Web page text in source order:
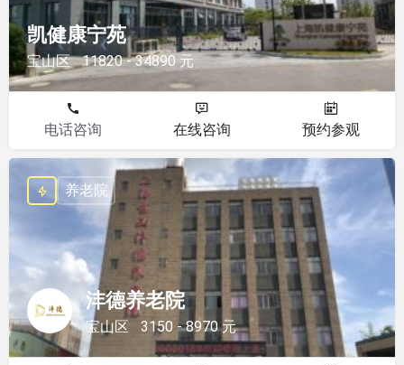
凯健康宁苑
宝山区 11820 - 34890 元
电话咨询 在线咨询 预约参观
沣德养老院
宝山区 3150 - 8970 元
养老院